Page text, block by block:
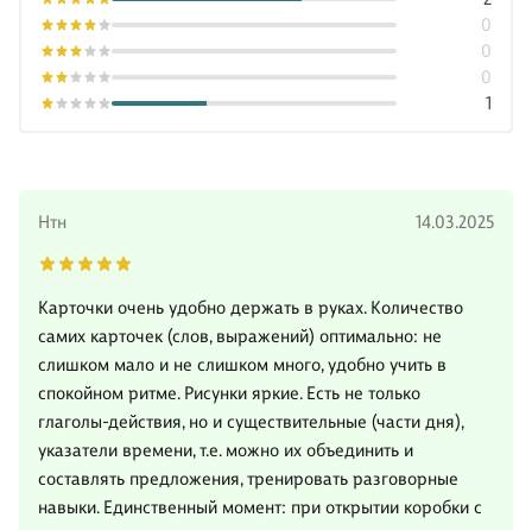
1
0
0
0
Нтн 14.03.2025
Карточки очень удобно держать в руках. Количество
самих карточек (слов, выражений) оптимально: не
слишком мало и не слишком много, удобно учить в
спокойном ритме. Рисунки яркие. Есть не только
глаголы-действия, но и существительные (части дня),
указатели времени, т.е. можно их объединить и
составлять предложения, тренировать разговорные
навыки. Единственный момент: при открытии коробки с